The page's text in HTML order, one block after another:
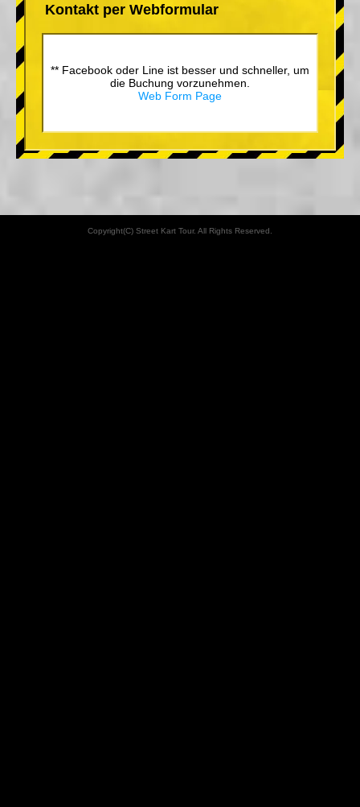
Kontakt per Webformular
** Facebook oder Line ist besser und schneller, um
die Buchung vorzunehmen.
Web Form Page
Copyright(C) Street Kart Tour. All Rights Reserved.